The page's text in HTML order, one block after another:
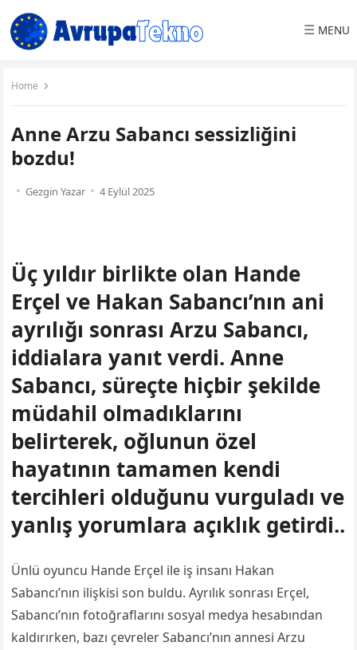
☰ MENU
Home
Anne Arzu Sabancı sessizliğini
bozdu!
Gezgin Yazar 4 Eylül 2025
Üç yıldır birlikte olan Hande
Erçel ve Hakan Sabancı’nın ani
ayrılığı sonrası Arzu Sabancı,
iddialara yanıt verdi. Anne
Sabancı, süreçte hiçbir şekilde
müdahil olmadıklarını
belirterek, oğlunun özel
hayatının tamamen kendi
tercihleri olduğunu vurguladı ve
yanlış yorumlara açıklık getirdi..
Ünlü oyuncu Hande Erçel ile iş insanı Hakan
Sabancı’nın ilişkisi son buldu. Ayrılık sonrası Erçel,
Sabancı’nın fotoğraflarını sosyal medya hesabından
kaldırırken, bazı çevreler Sabancı’nın annesi Arzu